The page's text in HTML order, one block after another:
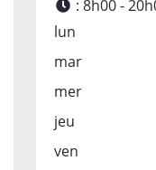
: 8h00 -
lun
mar
mer
jeu
ven